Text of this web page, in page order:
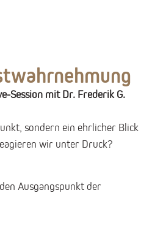
Session mit Dr. Frederik G.
sondern ein ehrlicher Blick
wir unter Druck?
Ausgangspunkt der